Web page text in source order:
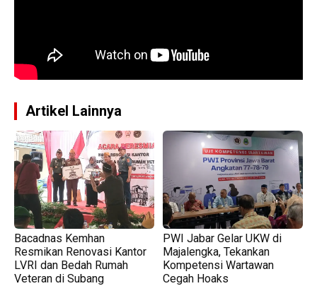
Artikel Lainnya
Bacadnas Kemhan
Resmikan Renovasi Kantor
LVRI dan Bedah Rumah
Veteran di Subang
PWI Jabar Gelar UKW di
Majalengka, Tekankan
Kompetensi Wartawan
Cegah Hoaks